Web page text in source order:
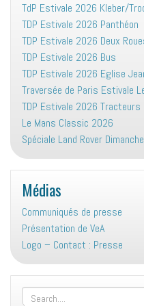
TdP Estivale 2026 Kleber/
TDP Estivale 2026 Panthéon
TDP Estivale 2026 Deux
TDP Estivale 2026 Bus
TDP Estivale 2026 Eglise
Traversée de Paris Estivale
TDP Estivale 2026 Tracteurs
Le Mans Classic 2026
Spéciale Land Rover
Médias
Communiqués de presse
Présentation de VeA
Logo – Contact : Presse